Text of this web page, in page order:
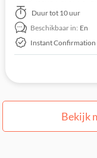
tempo met deze
geniet van volledige
Arthur Historic Site.
Duurtot 10 uur
Beschikbaar in: En
Instant Confirmation
Bekijk